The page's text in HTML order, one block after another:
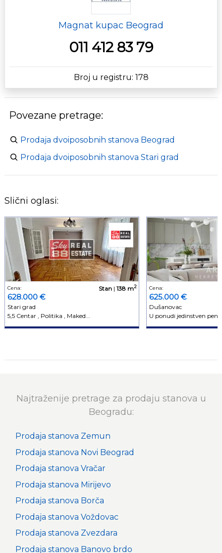
Magnat kupac Beograd
011 412 83 79
Broj u registru: 178
Povezane pretrage:
Prodaja dvoiposobnih stanova Beograd
Prodaja dvoiposobnih stanova Stari grad
Slični oglasi:
Cena:
628.000 €
Stan| 138 m2
Stari grad
5,5 Centar , Politika , Maked...
Cena:
625.000 €
Dušanovac
U ponudi jedinstven
Najtraženije pretrage za prodaju stanova u
Beogradu:
Prodaja stanova Zemun
Prodaja stanova Novi Beograd
Prodaja stanova Vračar
Prodaja stanova Mirijevo
Prodaja stanova Borča
Prodaja stanova Voždovac
Prodaja stanova Zvezdara
Prodaja stanova Banovo brdo